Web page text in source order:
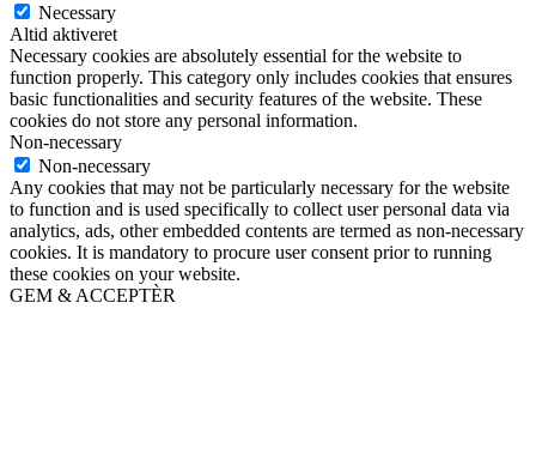
Necessary
Altid aktiveret
Necessary cookies are absolutely essential for the website to
function properly. This category only includes cookies that ensures
basic functionalities and security features of the website. These
cookies do not store any personal information.
Non-necessary
Non-necessary
Any cookies that may not be particularly necessary for the website
to function and is used specifically to collect user personal data via
analytics, ads, other embedded contents are termed as non-necessary
cookies. It is mandatory to procure user consent prior to running
these cookies on your website.
GEM & ACCEPTÈR